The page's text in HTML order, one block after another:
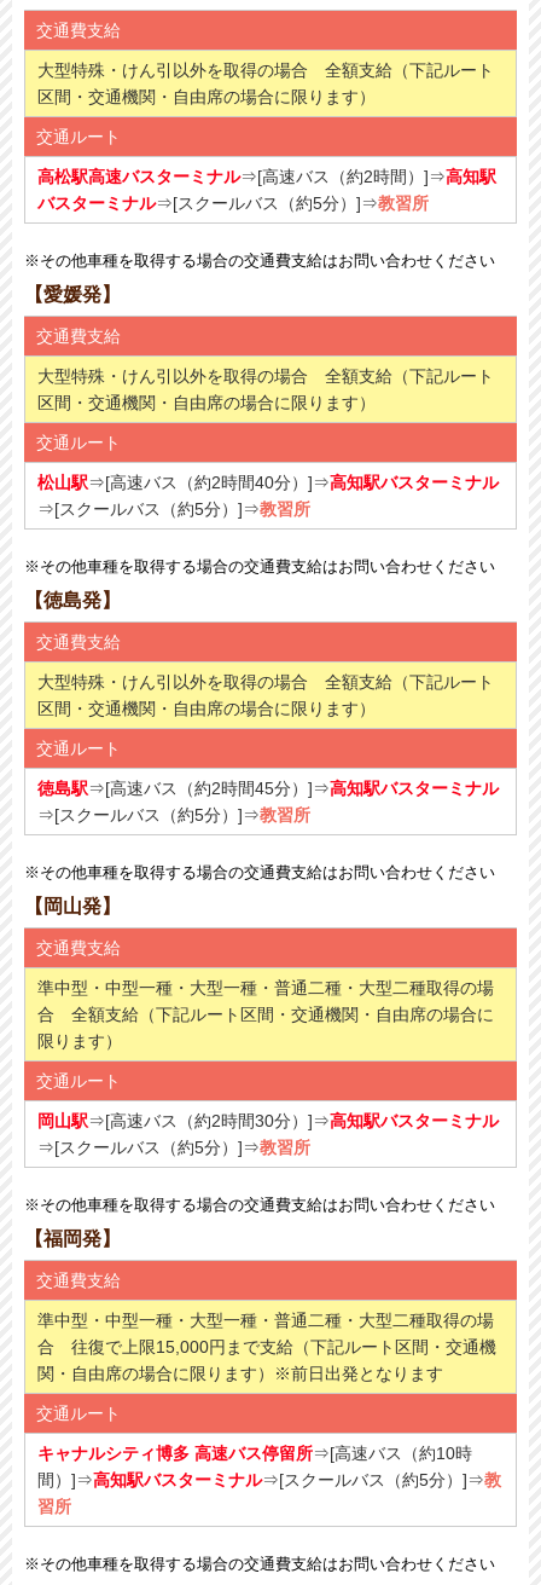
交通費支給
大型特殊・けん引以外を取得の場合 全額支給（下記ルート
区間・交通機関・自由席の場合に限ります）
交通ルート
高松駅高速バスターミナル⇒[高速バス（約2時間）]⇒高知駅
バスターミナル⇒[スクールバス（約5分​）]⇒教習所
※その他車種を取得する場合の交通費支給はお問い合わせください
【愛媛発】
交通費支給
大型特殊・けん引以外を取得の場合 全額支給（下記ルート
区間・交通機関・自由席の場合に限ります）
交通ルート
松山駅⇒[高速バス（約2時間40分）]⇒高知駅バスターミナル
⇒[スクールバス（約5分​）]⇒教習所
※その他車種を取得する場合の交通費支給はお問い合わせください
【徳島発】
交通費支給
大型特殊・けん引以外を取得の場合 全額支給（下記ルート
区間・交通機関・自由席の場合に限ります）
交通ルート
徳島駅⇒[高速バス（約2時間45分）]⇒高知駅バスターミナル
⇒[スクールバス（約5分​）]⇒教習所
※その他車種を取得する場合の交通費支給はお問い合わせください
【岡山発】
交通費支給
準中型・中型一種・大型一種・普通二種・大型二種取得の場
合 全額支給（下記ルート区間・交通機関・自由席の場合に
限ります）
交通ルート
岡山駅⇒[高速バス（約2時間30分）]⇒高知駅バスターミナル
⇒[スクールバス（約5分​）]⇒教習所
※その他車種を取得する場合の交通費支給はお問い合わせください
【福岡発】
交通費支給
準中型・中型一種・大型一種・普通二種・大型二種取得の場
合 往復で上限15,000円まで支給（下記ルート区間・交通機
関・自由席の場合に限ります）※前日出発となります
交通ルート
キャナルシティ博多 高速バス停留所⇒[高速バス（約10時
間）]⇒高知駅バスターミナル⇒[スクールバス（約5分​）]⇒教
習所
※その他車種を取得する場合の交通費支給はお問い合わせください